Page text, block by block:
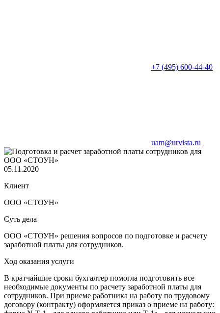
+7 (495) 600-44-40
uam@urvista.ru
05.11.2020
Клиент
ООО «СТОУН»
Суть дела
ООО «СТОУН» решения вопросов по подготовке и расчету
заработной платы для сотрудников.
Ход оказания услуги
В кратчайшие сроки бухгалтер помогла подготовить все
необходимые документы по расчету заработной платы для
сотрудников. При приеме работника на работу по трудовому
договору (контракту) оформляется приказ о приеме на работу: